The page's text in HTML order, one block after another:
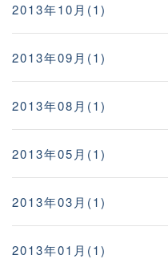
2013年10月(1)
2013年09月(1)
2013年08月(1)
2013年05月(1)
2013年03月(1)
2013年01月(1)